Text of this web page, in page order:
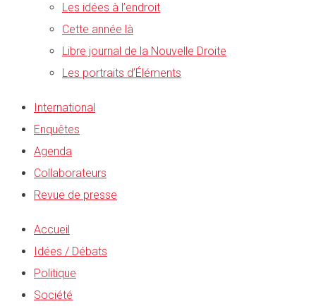
Les idées à l’endroit
Cette année là
Libre journal de la Nouvelle Droite
Les portraits d’Éléments
International
Enquêtes
Agenda
Collaborateurs
Revue de presse
Accueil
Idées / Débats
Politique
Société